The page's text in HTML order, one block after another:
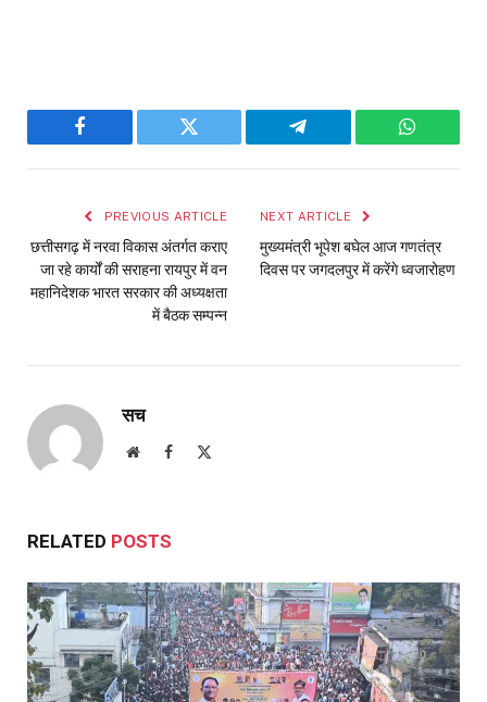
Facebook Twitter Telegram
PREVIOUS ARTICLE
छत्तीसगढ़ में नरवा विकास अंतर्गत कराए
जा रहे कार्यों की सराहना रायपुर में वन
महानिदेशक भारत सरकार की अध्यक्षता
में बैठक सम्पन्न
NEXT ARTICLE
मुख्यमंत्री भूपेश बघेल आज गणतंत्र
दिवस पर जगदलपुर में करेंगे ध्वजारोहण
सच
WebsiteFacebook
RELATED POSTS